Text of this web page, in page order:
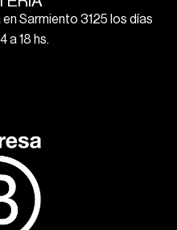
Sarmiento 3125 los días
a 18 hs.